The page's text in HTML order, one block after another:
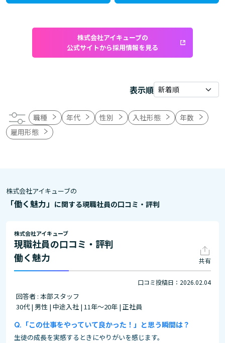
株式会社アイキューブの
公式サイトから採用情報を見る
表示順
職種 年代 性別 入社形態
年数
雇用形態
株式会社アイキューブの
「働く魅力」 に関する現職社員の口コミ・評判
株式会社アイキューブ
現職社員の口コミ・評判
働く魅力
共有
口コミ投稿日：2026.02.04
回答者 : 本部スタッフ
30代 | 男性 | 中途入社 | 11年～20年 | 正社員
「この仕事をやっていて良かった！」と思う瞬間は？
生徒の成長を実感するときにやりがいを感じます。